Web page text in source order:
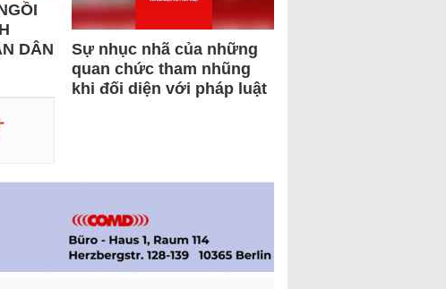
DÂN
Sự nhục nhã của những
quan chức tham nhũng
khi đối diện với pháp luật